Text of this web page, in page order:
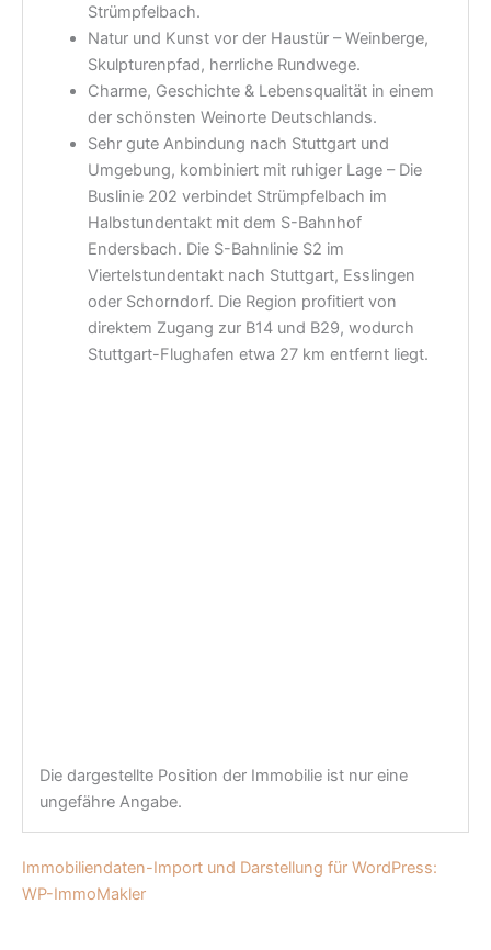
Strümpfelbach.
Natur und Kunst vor der Haustür – Weinberge,
Skulpturenpfad, herrliche Rundwege.
Charme, Geschichte & Lebensqualität in einem
der schönsten Weinorte Deutschlands.
Sehr gute Anbindung nach Stuttgart und
Umgebung, kombiniert mit ruhiger Lage – Die
Buslinie 202 verbindet Strümpfelbach im
Halbstundentakt mit dem S-Bahnhof
Endersbach. Die S-Bahnlinie S2 im
Viertelstundentakt nach Stuttgart, Esslingen
oder Schorndorf. Die Region profitiert von
direktem Zugang zur B14 und B29, wodurch
Stuttgart-Flughafen etwa 27 km entfernt liegt.
Die dargestellte Position der Immobilie ist nur eine
ungefähre Angabe.
Immobiliendaten-Import und Darstellung für WordPress:
WP-ImmoMakler